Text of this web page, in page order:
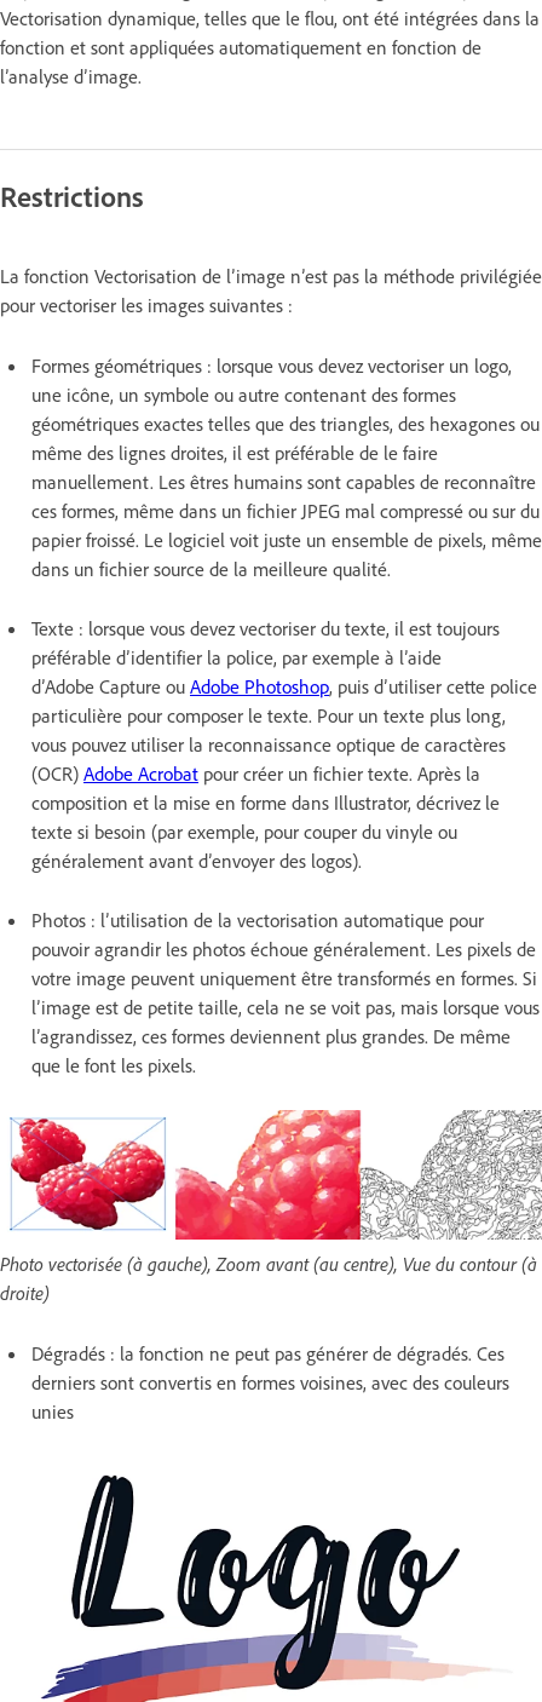
Vectorisation dynamique, telles que le flou, ont été intégrées dans la
fonction et sont appliquées automatiquement en fonction de
l’analyse d’image.
Restrictions
La fonction Vectorisation de l’image n’est pas la méthode privilégiée
pour vectoriser les images suivantes :
Formes géométriques : lorsque vous devez vectoriser un logo,
une icône, un symbole ou autre contenant des formes
géométriques exactes telles que des triangles, des hexagones ou
même des lignes droites, il est préférable de le faire
manuellement. Les êtres humains sont capables de reconnaître
ces formes, même dans un fichier JPEG mal compressé ou sur du
papier froissé. Le logiciel voit juste un ensemble de pixels, même
dans un fichier source de la meilleure qualité.
Texte : lorsque vous devez vectoriser du texte, il est toujours
préférable d’identifier la police, par exemple à l’aide
d’Adobe Capture ou Adobe Photoshop, puis d’utiliser cette police
particulière pour composer le texte. Pour un texte plus long,
vous pouvez utiliser la reconnaissance optique de caractères
(OCR) Adobe Acrobat pour créer un fichier texte. Après la
composition et la mise en forme dans Illustrator, décrivez le
texte si besoin (par exemple, pour couper du vinyle ou
généralement avant d’envoyer des logos).
Photos : l’utilisation de la vectorisation automatique pour
pouvoir agrandir les photos échoue généralement. Les pixels de
votre image peuvent uniquement être transformés en formes. Si
l’image est de petite taille, cela ne se voit pas, mais lorsque vous
l’agrandissez, ces formes deviennent plus grandes. De même
que le font les pixels.
Photo vectorisée (à gauche), Zoom avant (au centre), Vue du contour (à
droite)
Dégradés : la fonction ne peut pas générer de dégradés. Ces
derniers sont convertis en formes voisines, avec des couleurs
unies